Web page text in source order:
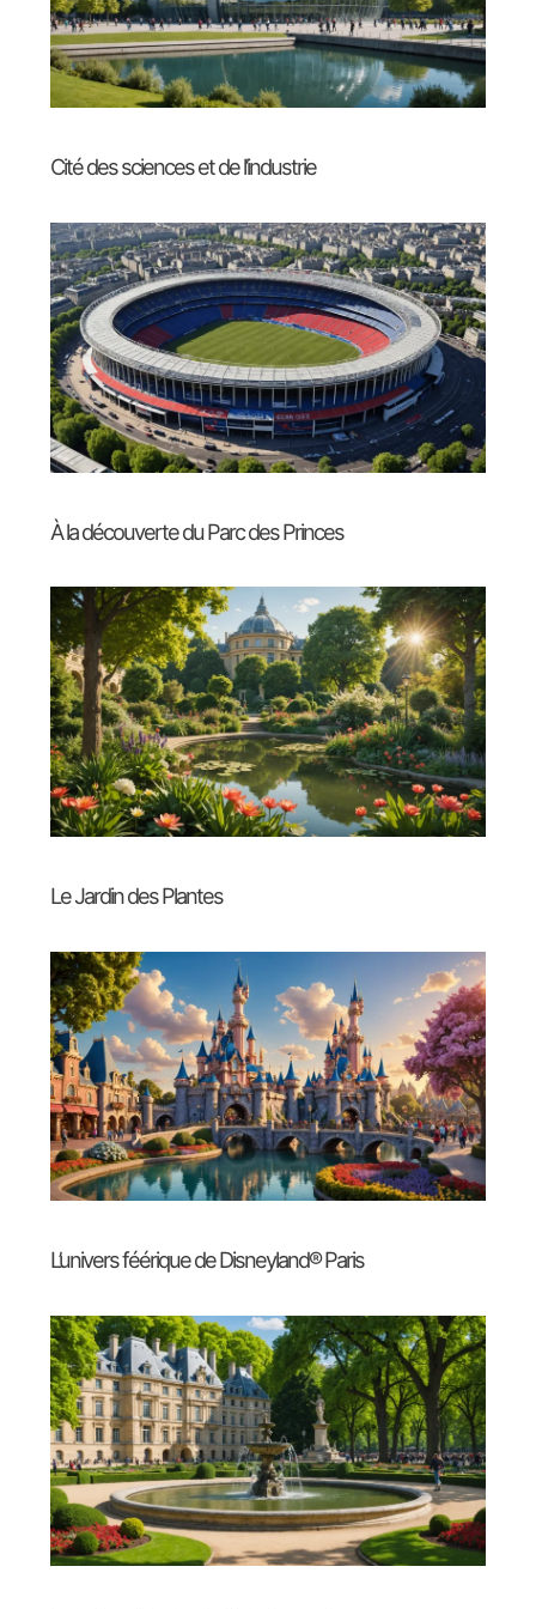
Cité des sciences et de l’industrie
À la découverte du Parc des Princes
Le Jardin des Plantes
L’univers féérique de Disneyland® Paris